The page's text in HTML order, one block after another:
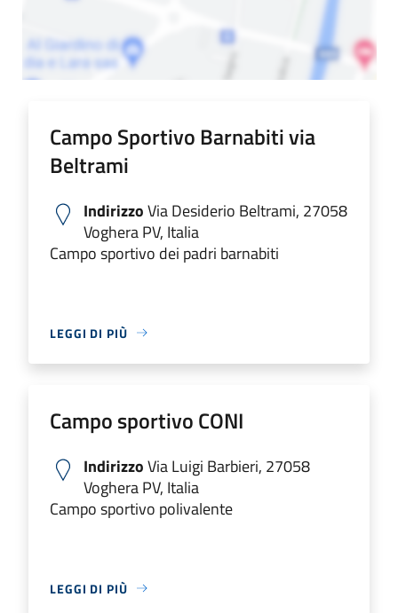
Campo Sportivo Barnabiti via
Beltrami
IndirizzoVia Desiderio Beltrami, 27058
Voghera PV, Italia
Campo sportivo dei padri barnabiti
LEGGI DI PIÙ
Campo sportivo CONI
IndirizzoVia Luigi Barbieri, 27058
Voghera PV, Italia
Campo sportivo polivalente
LEGGI DI PIÙ